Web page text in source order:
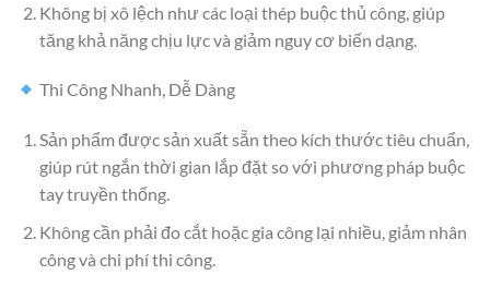
Không bị xô lệch như các loại thép buộc thủ công, giúp
tăng khả năng chịu lực và giảm nguy cơ biến dạng.
Thi Công Nhanh, Dễ Dàng
Sản phẩm được sản xuất sẵn theo kích thước tiêu chuẩn,
giúp rút ngắn thời gian lắp đặt so với phương pháp buộc
tay truyền thống.
Không cần phải đo cắt hoặc gia công lại nhiều, giảm nhân
công và chi phí thi công.